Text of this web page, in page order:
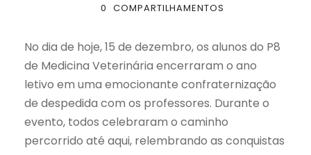
0 COMPARTILHAMENTOS
No dia de hoje, 15 de dezembro, os alunos do P8
de Medicina Veterinária encerraram o ano
letivo em uma emocionante confraternização
de despedida com os professores. Durante o
evento, todos celebraram o caminho
percorrido até aqui, relembrando as conquistas